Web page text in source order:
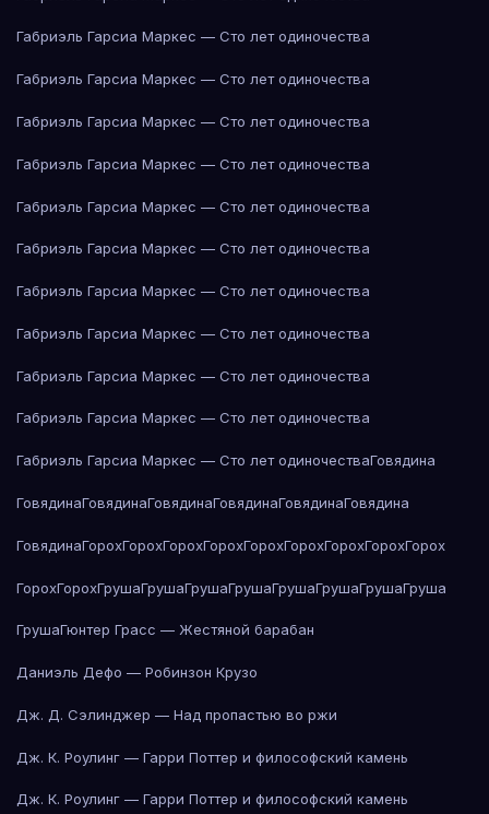
Габриэль Гарсиа Маркес — Сто лет одиночества
Габриэль Гарсиа Маркес — Сто лет одиночества
Габриэль Гарсиа Маркес — Сто лет одиночества
Габриэль Гарсиа Маркес — Сто лет одиночества
Габриэль Гарсиа Маркес — Сто лет одиночества
Габриэль Гарсиа Маркес — Сто лет одиночества
Габриэль Гарсиа Маркес — Сто лет одиночества
Габриэль Гарсиа Маркес — Сто лет одиночества
Габриэль Гарсиа Маркес — Сто лет одиночества
Габриэль Гарсиа Маркес — Сто лет одиночества
Габриэль Гарсиа Маркес — Сто лет одиночестваГовядина
ГовядинаГовядинаГовядинаГовядинаГовядинаГовядина
ГовядинаГорохГорохГорохГорохГорохГорохГорохГорохГорох
ГорохГорохГрушаГрушаГрушаГрушаГрушаГрушаГрушаГруша
ГрушаГюнтер Грасс — Жестяной барабан
Даниэль Дефо — Робинзон Крузо
Дж. Д. Сэлинджер — Над пропастью во ржи
Дж. К. Роулинг — Гарри Поттер и философский камень
Дж. К. Роулинг — Гарри Поттер и философский камень